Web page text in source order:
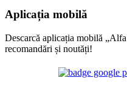
Aplicația mobilă
Descarcă aplicația mobilă
recomandări și noutăți!